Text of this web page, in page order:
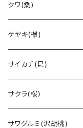
クワ(桑)
ケヤキ(欅)
サイカチ(皀)
サクラ(桜)
サワグルミ(沢胡桃)